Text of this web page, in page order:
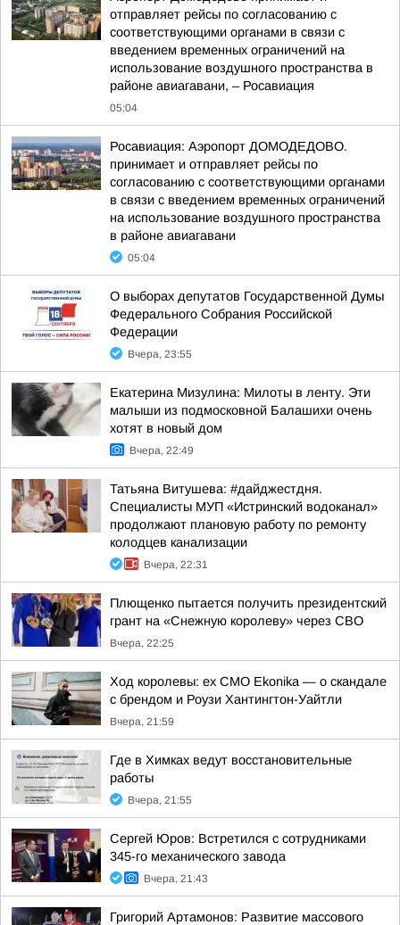
отправляет рейсы по согласованию с
соответствующими органами в связи с
введением временных ограничений на
использование воздушного пространства в
районе авиагавани, – Росавиация
05:04
Росавиация: Аэропорт ДОМОДЕДОВО.
принимает и отправляет рейсы по
согласованию с соответствующими органами
в связи с введением временных ограничений
на использование воздушного пространства
в районе авиагавани
05:04
О выборах депутатов Государственной Думы
Федерального Собрания Российской
Федерации
Вчера, 23:55
Екатерина Мизулина: Милоты в ленту. Эти
малыши из подмосковной Балашихи очень
хотят в новый дом
Вчера, 22:49
Татьяна Витушева: #дайджестдня.
Специалисты МУП «Истринский водоканал»
продолжают плановую работу по ремонту
колодцев канализации
Вчера, 22:31
Плющенко пытается получить президентский
грант на «Снежную королеву» через СВО
Вчера, 22:25
Ход королевы: ex CMO Ekonika — о скандале
с брендом и Роузи Хантингтон-Уайтли
Вчера, 21:59
Где в Химках ведут восстановительные
работы
Вчера, 21:55
Сергей Юров: Встретился с сотрудниками
345-го механического завода
Вчера, 21:43
Григорий Артамонов: Развитие массового